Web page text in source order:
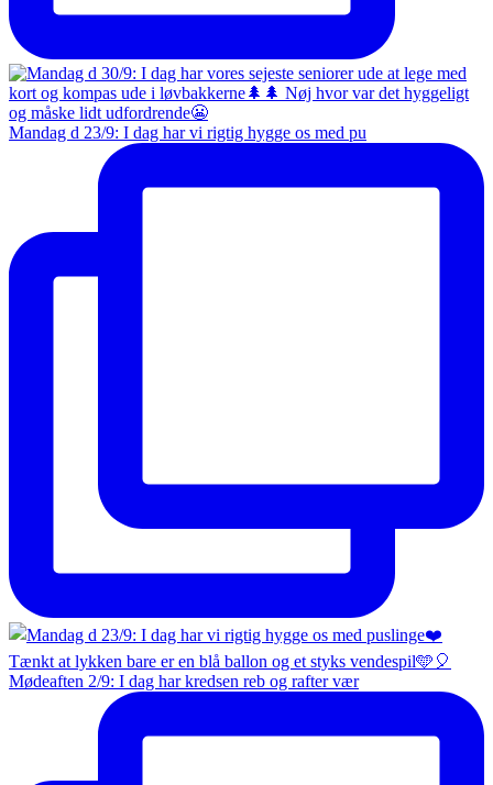
Mandag d 23/9: I dag har vi rigtig hygge os med pu
Mødeaften 2/9: I dag har kredsen reb og rafter vær